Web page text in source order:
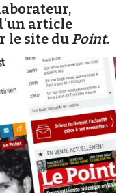
article
le site du Point.